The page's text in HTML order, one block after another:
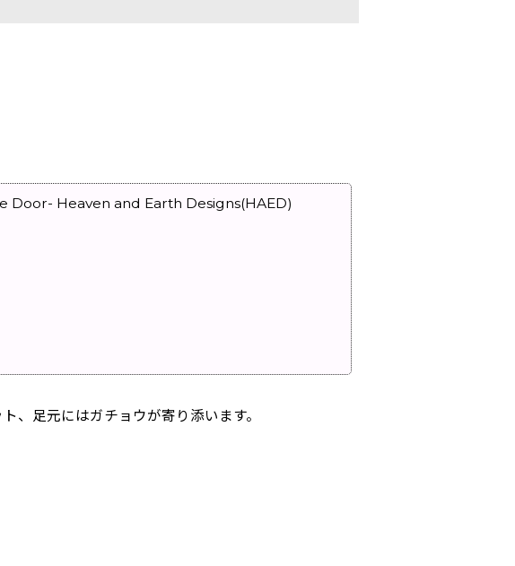
Door- Heaven and Earth Designs(HAED)
、足元にはガチョウが寄り添います。